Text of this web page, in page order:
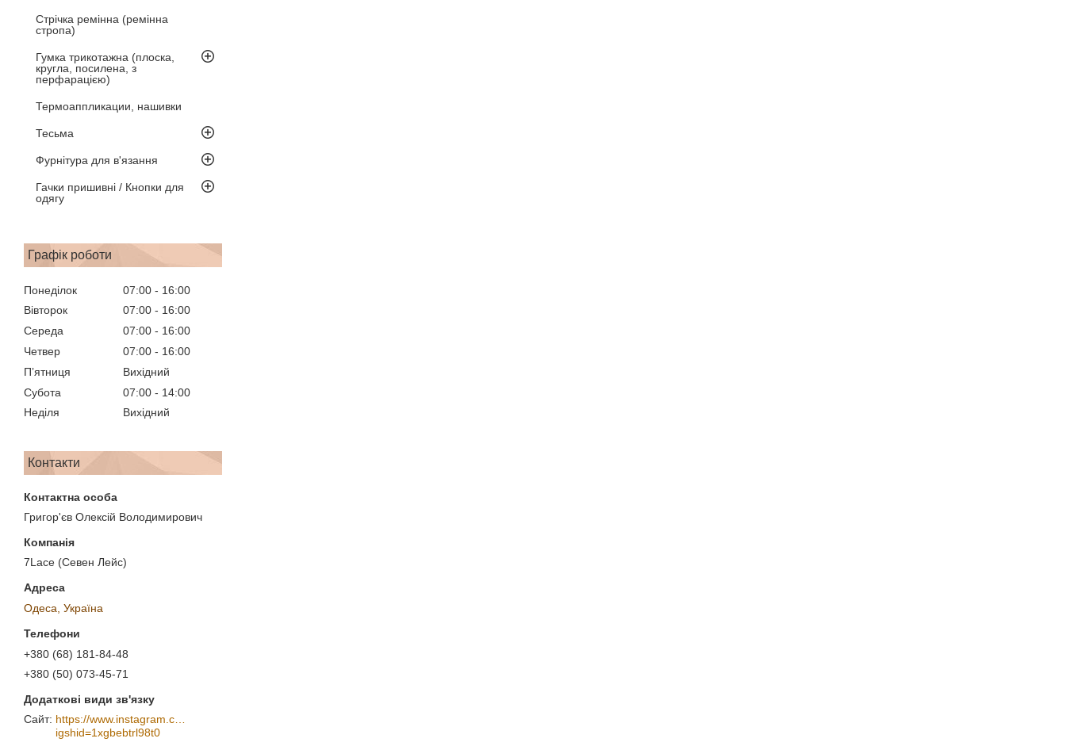
Стрічка ремінна (ремінна
стропа)
Гумка трикотажна (плоска,
кругла, посилена, з
перфарацією)
Термоаппликации, нашивки
Тесьма
Фурнітура для в'язання
Гачки пришивні / Кнопки для
одягу
Графік роботи
Понеділок 07:00
16:00
Вівторок
07:00
16:00
Середа
07:00
16:00
Четвер
07:00
16:00
Пʼятниця
Вихідний
Субота
07:00
14:00
Неділя
Вихідний
Контакти
Григор'єв Олексій Володимирович
7Lace (Севен Лейс)
Одеса, Україна
+380 (68) 181-84-48
+380 (50) 073-45-71
https://www.instagram.com/7_lace/?
igshid=1xgbebtrl98t0